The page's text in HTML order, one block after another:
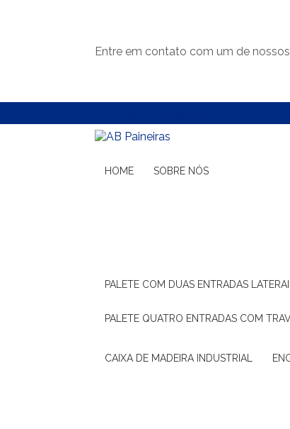
Entre em contato com um de
HOME SOBRE NÓS
PALETE COM DUAS ENTRADAS
PALETE QUATRO ENTRADAS COM
CAIXA DE MADEIRA INDUSTRIAL